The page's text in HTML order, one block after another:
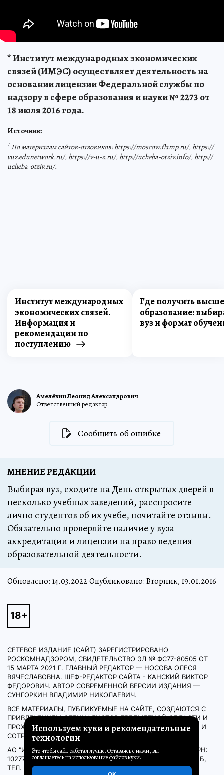
* Институт международных экономических
связей (ИМЭС) осуществляет деятельность на
основании лицензии Федеральной службы по
надзору в сфере образования и науки № 2273 от
18 июля 2016 года.
Источник:
1 По материалам сайтов-отзовиков: https://moscow.flamp.ru/, https://
vuz.edunetwork.ru/, https://v-u-z.ru/, http://ucheba-otziv.info/, http://
ucheba-otziv.ru/.
Институт международных
экономических связей.
Информация и
рекомендации по
поступлению
Где получить
образование:
вуз и формат
Амелёхин Леонид Александрович
Ответственный редактор
Сообщить об ошибке
МНЕНИЕ РЕДАКЦИИ
Выбирая вуз, сходите на День открытых дверей в
несколько учебных заведений, расспросите
лично студентов об их учебе, почитайте отзывы.
Обязательно проверяйте наличие у вуза
аккредитации и лицензии на право ведения
образовательной деятельности.
Обновлено: 14.03.2022Опубликовано: Вторник, 19.01.2016
СЕТЕВОЕ ИЗДАНИЕ (САЙТ) ЗАРЕГИСТРИРОВАНО
РОСКОМНАДЗОРОМ, СВИДЕТЕЛЬСТВО ЭЛ № ФС77-80505 ОТ
15 МАРТА 2021 Г. ГЛАВНЫЙ РЕДАКТОР — НОСОВА ОЛЕСЯ
ВЯЧЕСЛАВОВНА. ШЕФ-РЕДАКТОР САЙТА - КАНСКИЙ ВИКТОР
ФЕДОРОВИЧ. АВТОР СОВРЕМЕННОЙ ВЕРСИИ ИЗДАНИЯ —
СУНГОРКИН ВЛАДИМИР НИКОЛАЕВИЧ.
ВСЕ МАТЕРИАЛЫ, ПУБЛИКУЕМЫЕ НА САЙТЕ, СОЗДАЮТСЯ С
ПРИВЛЕЧЕНИЕМ СПЕЦИАЛИСТОВ ПРЕДМЕТНОЙ ОБЛАСТИ И
ПРОХОДЯТ ДОПЕЧАТНУЮ ПРОВЕРКУ СИЛАМИ ЭКСПЕРТОВ И
СОТРУДНИКОВ РЕДАКЦИИ.
АО "ИД "КОМСОМОЛЬСКАЯ ПРАВДА". ИНН: 7714037217 ОГРН:
1027739295781 127015, МОСКВА, НОВОДМИТРОВСКАЯ Д. 2Б,
ТЕЛ. +7 (495) 777-02-82.
Используем куки и рекомендательные
технологии
Это чтобы сайт работал лучше. Оставаясь с нами, вы
соглашаетесь на использование файлов куки.